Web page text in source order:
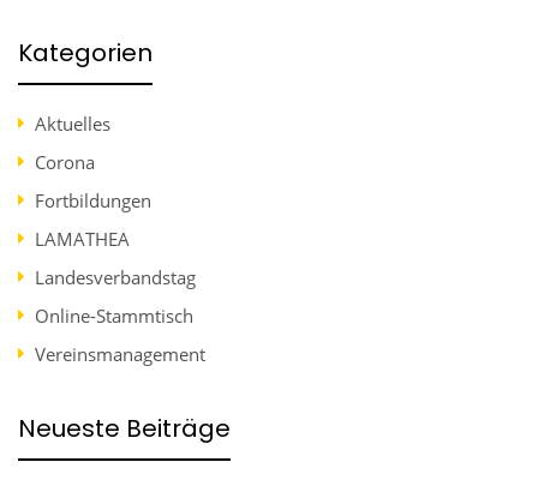
Kategorien
Aktuelles
Corona
Fortbildungen
LAMATHEA
Landesverbandstag
Online-Stammtisch
Vereinsmanagement
Neueste Beiträge